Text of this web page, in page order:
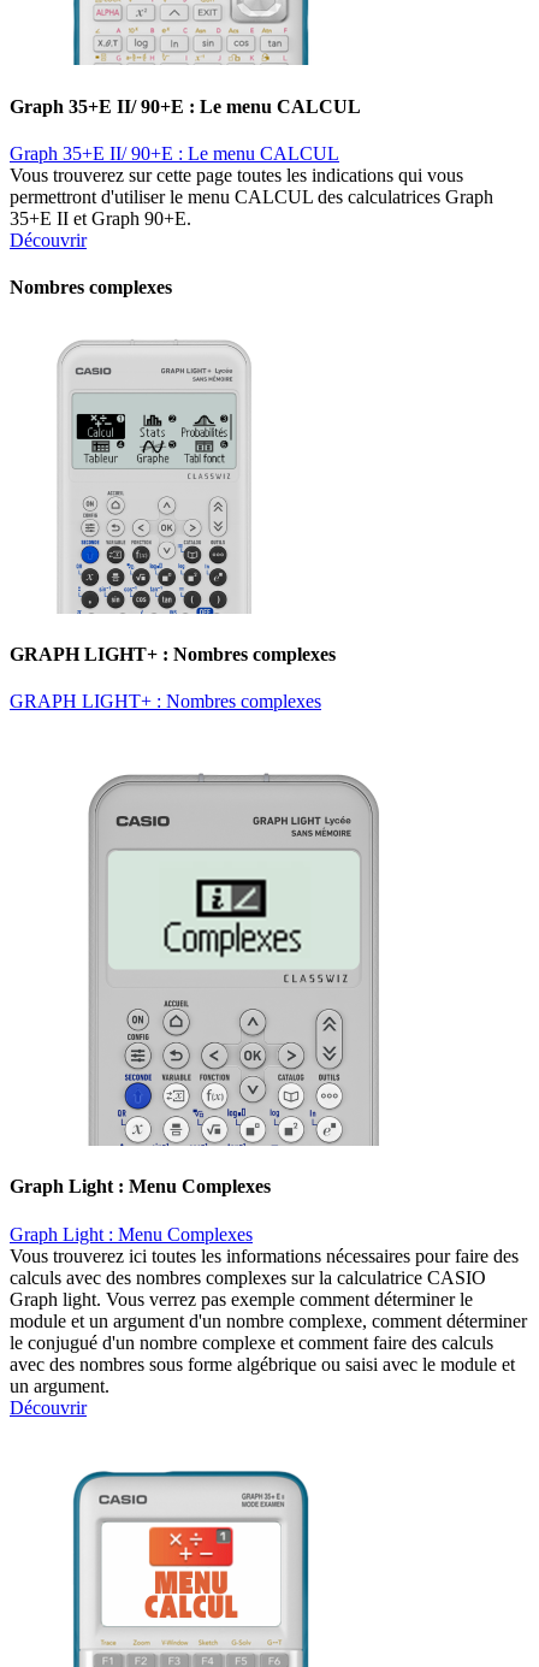
Graph 35+E II/ 90+E : Le menu CALCUL
Graph 35+E II/ 90+E : Le menu CALCUL
Vous trouverez sur cette page toutes les indications qui vous
permettront d'utiliser le menu CALCUL des calculatrices Graph
35+E II et Graph 90+E.
Découvrir
Nombres complexes
GRAPH LIGHT+ : Nombres complexes
GRAPH LIGHT+ : Nombres complexes
Graph Light : Menu Complexes
Graph Light : Menu Complexes
Vous trouverez ici toutes les informations nécessaires pour faire des
calculs avec des nombres complexes sur la calculatrice CASIO
Graph light. Vous verrez pas exemple comment déterminer le
module et un argument d'un nombre complexe, comment déterminer
le conjugué d'un nombre complexe et comment faire des calculs
avec des nombres sous forme algébrique ou saisi avec le module et
un argument.
Découvrir